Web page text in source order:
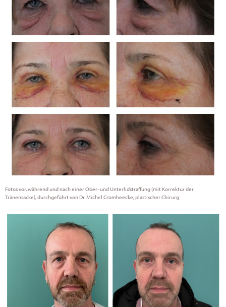
Fotos vor, während und nach einer Ober- und Unterlidstraffung (mit Korrektur der
Tränensäcke), durchgeführt von Dr. Michel Cromheecke, plastischer Chirurg